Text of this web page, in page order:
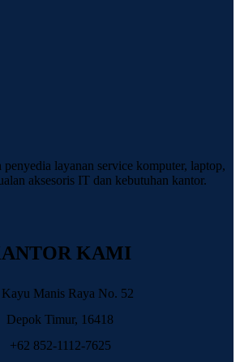
layanan service komputer, laptop,
aksesoris IT dan kebutuhan kantor.
KAMI
Manis Raya No. 52
Depok Timur, 16418
+62 852-1112-7625